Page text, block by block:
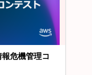
危機管理コ